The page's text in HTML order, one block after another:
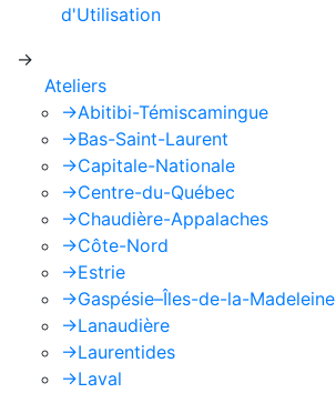
d'Utilisation
->
Ateliers
->Abitibi-Témiscamingue
->Bas-Saint-Laurent
->Capitale-Nationale
->Centre-du-Québec
->Chaudière-Appalaches
->Côte-Nord
->Estrie
->Gaspésie–Îles-de-la-Madeleine
->Lanaudière
->Laurentides
->Laval